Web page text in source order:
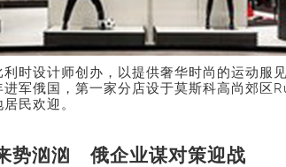
利时设计师创办，以提供奢华时尚的运动服
进军俄国，第一家分店设于莫斯科高尚郊区
民欢迎。
势汹汹 俄企业谋对策迎战